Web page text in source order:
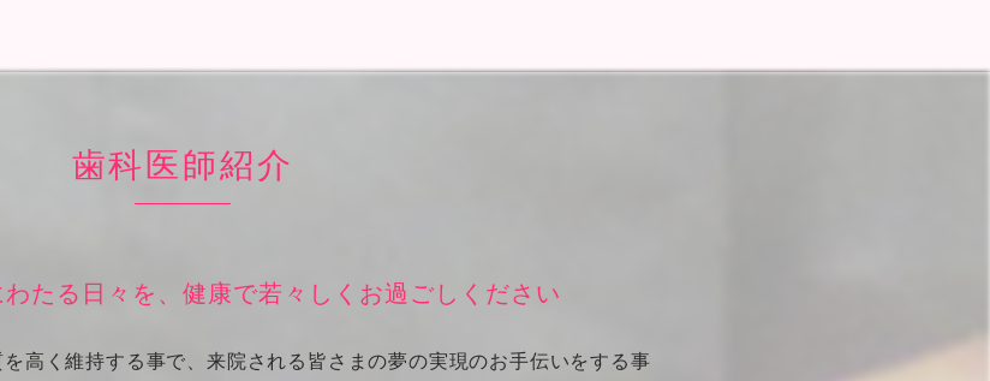
歯科医師紹介
たる日々を、健康で若々しくお過ごしください
高く維持する事で、来院される皆さまの夢の実現のお手伝いをする事